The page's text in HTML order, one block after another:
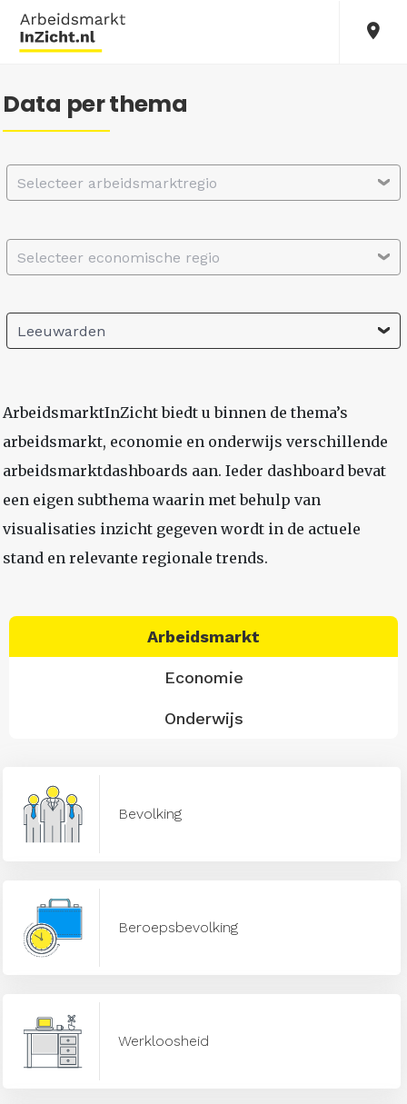
Data per thema
Selecteer arbeidsmarktregio
Selecteer economische regio
Leeuwarden
ArbeidsmarktInZicht biedt u binnen de thema’s
arbeidsmarkt, economie en onderwijs verschillende
arbeidsmarktdashboards aan. Ieder dashboard bevat
een eigen subthema waarin met behulp van
visualisaties inzicht gegeven wordt in de actuele
stand en relevante regionale trends.
Arbeidsmarkt
Economie
Onderwijs
Bevolking
Beroepsbevolking
Werkloosheid